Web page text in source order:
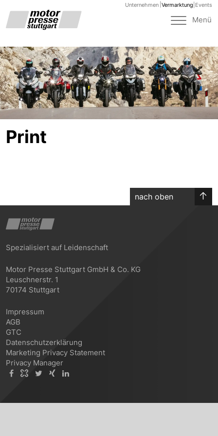
Unternehmen Vermarktung Events
Toggle
Menü
Print
nach oben
Spezialisiert auf Leidenschaft
Motor Presse Stuttgart GmbH & Co. KG
Leuschnerstr. 1
70174 Stuttgart
Impressum
AGB
GTC
Datenschutzerklärung
Marketing Privacy Statement
Privacy Manager